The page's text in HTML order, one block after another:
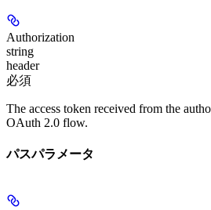
Authorization
string
header
必須
The access token received from the
OAuth 2.0 flow.
パスパラメータ